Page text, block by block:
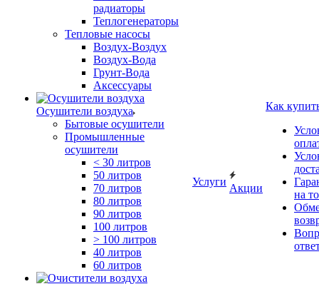
радиаторы
Теплогенераторы
Тепловые насосы
Воздух-Воздух
Воздух-Вода
Грунт-Вода
Аксессуары
Осушители воздуха
Бытовые осушители
Промышленные
осушители
< 30 литров
50 литров
70 литров
80 литров
90 литров
100 литров
> 100 литров
40 литров
60 литров
Услуги
Акции
Как
на